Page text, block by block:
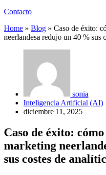
Contacto
Home » Blog » Caso de éxito:
neerlandesa redujo un 40 % sus
sonia
Inteligencia Artificial (AI)
diciembre 11, 2025
Caso de éxito:
marketing
sus costes de